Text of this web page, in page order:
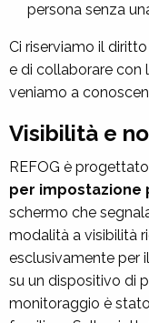
persona senza
Ci riserviamo il
e di collaborare con
veniamo a
Visibilità e
REFOG è
per impostazione
schermo che
modalità a visibilità
esclusivamente per
su un dispositivo di
monitoraggio è